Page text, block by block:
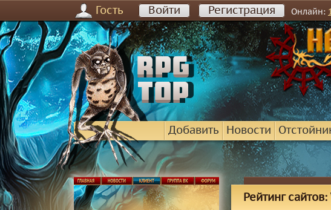
Гость Войти Регистрация Онлайн:
Добавить Новости
Рейтинг